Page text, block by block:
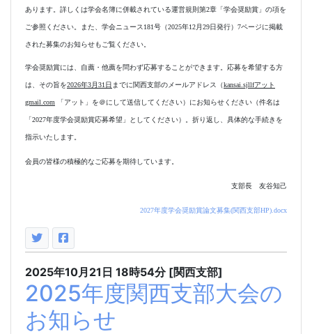
あります。詳しくは学会名簿に併載されている運営規則第2章「学会奨励賞」の項を
ご参照ください。また、学会ニュース 181号（2025年12月29日発行） 7ページに掲載
された募集のお知らせもご覧ください。
学会奨励賞には、自薦・他薦を問わず応募することができます。応募を希望する方
は、その旨を2026年3月31 日 までに関西支部のメールアドレス（kansai.sjllfアット
gmail.com 「アット」を＠にして送信してください）にお知らせください（件名は
「2027年度学会奨励賞応募希望」としてください）。折り返し、具体的な手続きを
指示いたします。
会員の皆様の積極的なご応募を期待しています。
支部長 友谷知己
2027年度学会奨励賞論文募集(関西支部HP).docx
2025年10月21日 18時54分 [関西支部]
2025年度関西支部大会の
お知らせ